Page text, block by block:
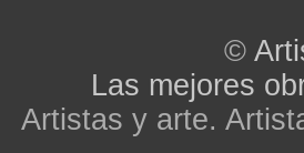
©
Las mejores
Artistas y arte.